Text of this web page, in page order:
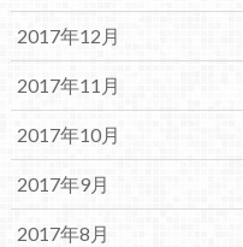
2017年12月
2017年11月
2017年10月
2017年9月
2017年8月